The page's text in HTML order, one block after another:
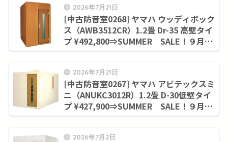
2026年7月21日
[中古防音室0268] ヤマハ ウッディボック
ス（AWB3512CR）1.2畳 Dr-35 高壁タイ
プ ¥492,800⇒SUMMER SALE！９月末
まで¥420,200
2026年7月21日
[中古防音室0267] ヤマハ アビテックスミ
ニ（ANUKC3012R）1.2畳 D-30低壁タイ
プ ¥427,900⇒SUMMER SALE！９月末
まで¥352,000
2026年7月2日